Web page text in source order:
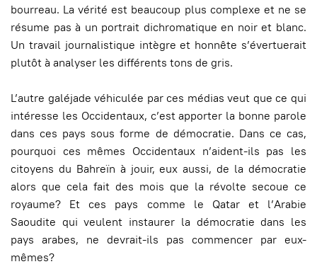
bourreau. La vérité est beaucoup plus complexe et ne se
résume pas à un portrait dichromatique en noir et blanc.
Un travail journalistique intègre et honnête s’évertuerait
plutôt à analyser les différents tons de gris.
L’autre galéjade véhiculée par ces médias veut que ce qui
intéresse les Occidentaux, c’est apporter la bonne parole
dans ces pays sous forme de démocratie. Dans ce cas,
pourquoi ces mêmes Occidentaux n’aident-ils pas les
citoyens du Bahreïn à jouir, eux aussi, de la démocratie
alors que cela fait des mois que la révolte secoue ce
royaume? Et ces pays comme le Qatar et l’Arabie
Saoudite qui veulent instaurer la démocratie dans les
pays arabes, ne devrait-ils pas commencer par eux-
mêmes?